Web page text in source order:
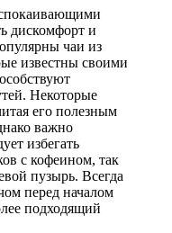
дискомфорт и
чаи из
известны своими
Некоторые
его полезным
важно
избегать
с кофеином, так
пузырь. Всегда
перед началом
подходящий